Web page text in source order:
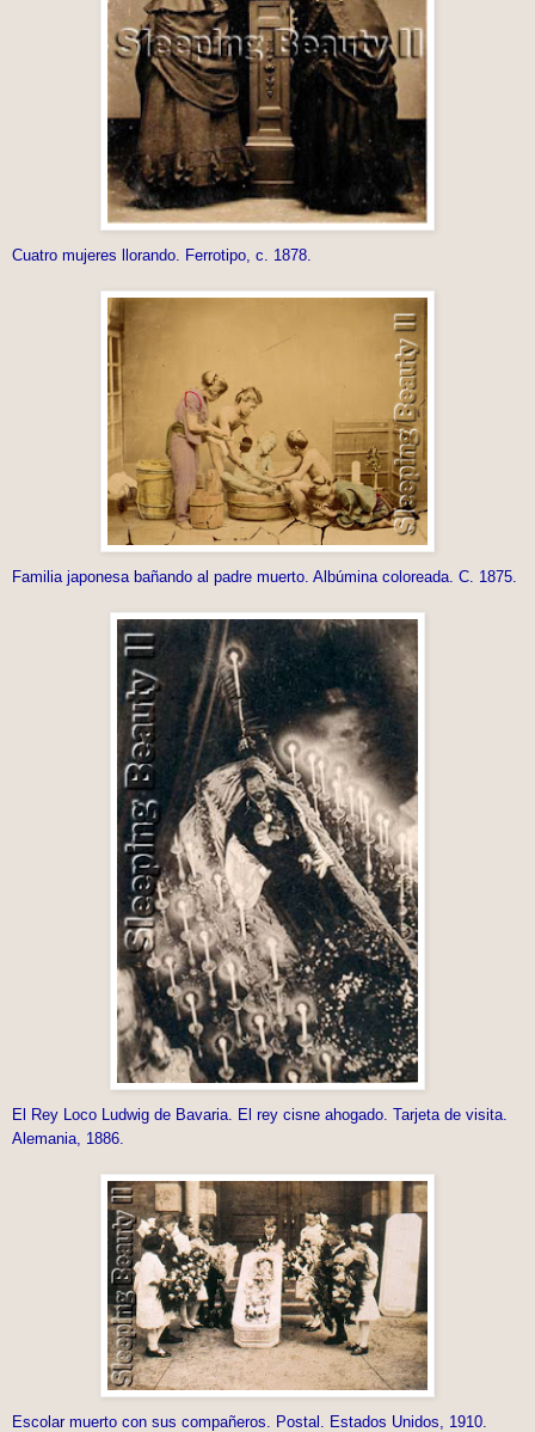
Cuatro mujeres llorando. Ferrotipo, c. 1878.
Familia japonesa bañando al padre muerto. Albúmina coloreada. C. 1875.
El Rey Loco Ludwig de Bavaria. El rey cisne ahogado. Tarjeta de visita.
Alemania, 1886.
Escolar muerto con sus compañeros. Postal. Estados Unidos, 1910.